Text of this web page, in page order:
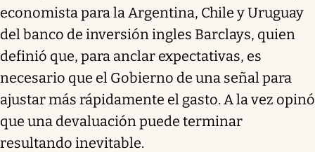
economista para la Argentina, Chile y Uruguay
del banco de inversión ingles Barclays, quien
definió que, para anclar expectativas, es
necesario que el Gobierno de una señal para
ajustar más rápidamente el gasto. A la vez opinó
que una devaluación puede terminar
resultando inevitable.